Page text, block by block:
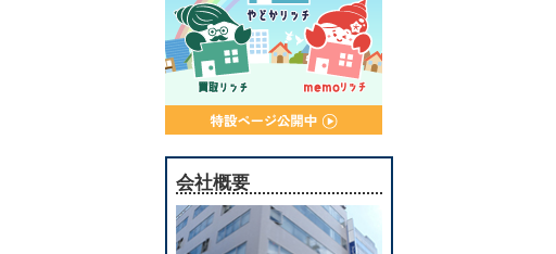
会社概要